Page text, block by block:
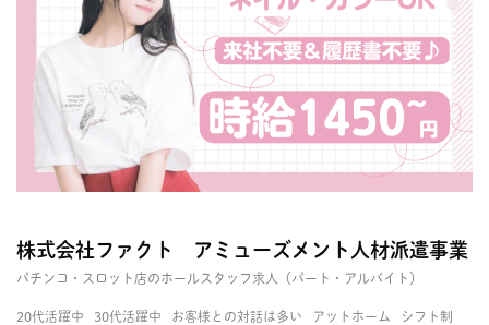
株式会社ファクト アミューズメント人材派遣事業
パチンコ・スロット店のホールスタッフ求人（パート・アルバイト）
20代活躍中 30代活躍中 お客様との対話は多い アットホーム
シフト制